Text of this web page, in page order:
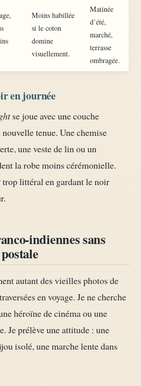
Moins habillée
si le coton
domine
visuellement.
Matinée
d’été,
marché,
terrasse
ombragée.
en journée
se joue avec une couche
nouvelle tenue. Une chemise
une veste de lin ou un
la robe moins cérémonielle.
trop littéral en gardant le noir
indiennes sans
autant des vieilles photos de
en voyage. Je ne cherche
héroïne de cinéma ou une
Je prélève une attitude : une
isolé, une marche lente dans